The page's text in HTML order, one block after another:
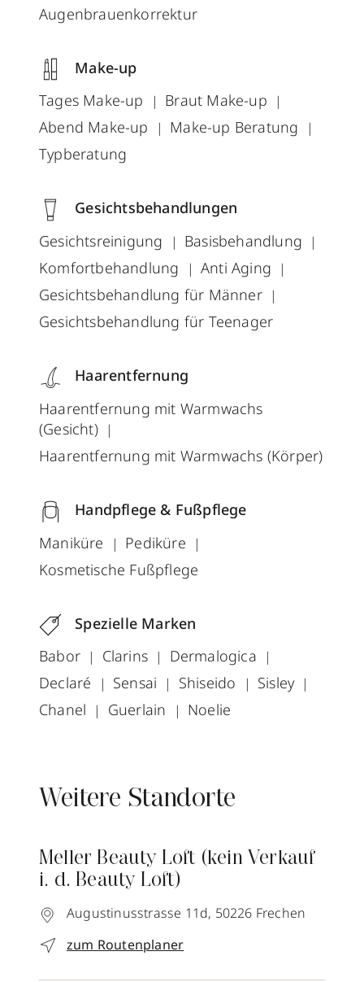
Augenbrauenkorrektur
Make-up
Tages Make-up
Braut Make-up
Abend Make-up
Make-up Beratung
Typberatung
Gesichtsbehandlungen
Gesichtsreinigung
Basisbehandlung
Komfortbehandlung
Anti Aging
Gesichtsbehandlung für Männer
Gesichtsbehandlung für Teenager
Haarentfernung
Haarentfernung mit Warmwachs
(Gesicht)
Haarentfernung mit Warmwachs (Körper)
Handpflege & Fußpflege
Maniküre
Pediküre
Kosmetische Fußpflege
Spezielle Marken
Babor
Clarins
Dermalogica
Declaré
Sensai Shiseido
Sisley
Chanel
Guerlain Noelie
Weitere Standorte
Meller Beauty Loft (kein Verkauf
i. d. Beauty Loft)
Augustinusstrasse 11d, 50226 Frechen
zum Routenplaner